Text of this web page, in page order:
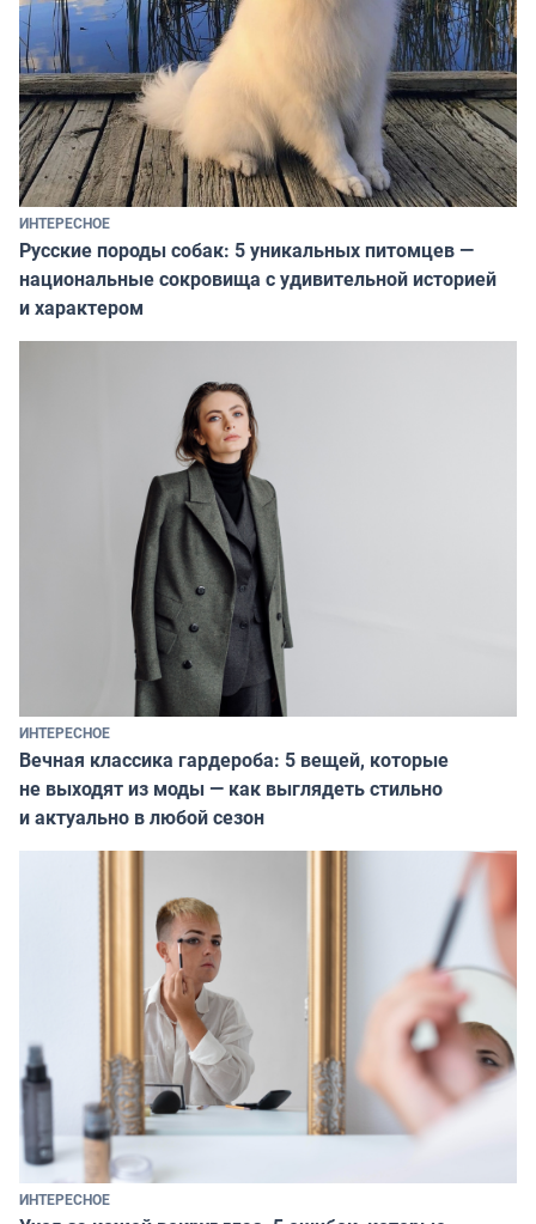
ИНТЕРЕСНОЕ
Русские породы собак: 5 уникальных питомцев —
национальные сокровища с удивительной историей
и характером
ИНТЕРЕСНОЕ
Вечная классика гардероба: 5 вещей, которые
не выходят из моды — как выглядеть стильно
и актуально в любой сезон
ИНТЕРЕСНОЕ